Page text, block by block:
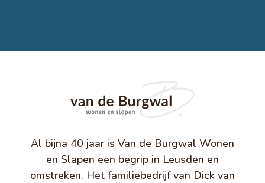
Al bijna 40 jaar is Van de Burgwal Wonen
en Slapen een begrip in Leusden en
omstreken. Het familiebedrijf van Dick van